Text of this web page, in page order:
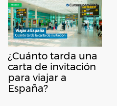
¿Cuánto tarda una
carta de invitación
para viajar a
España?